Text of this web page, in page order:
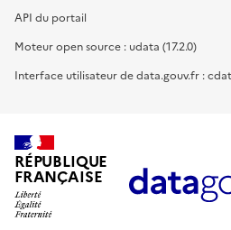
API du portail
Moteur open source : udata (17.2.0)
Interface utilisateur de data.gouv.fr :
RÉPUBLIQUE
FRANÇAISE